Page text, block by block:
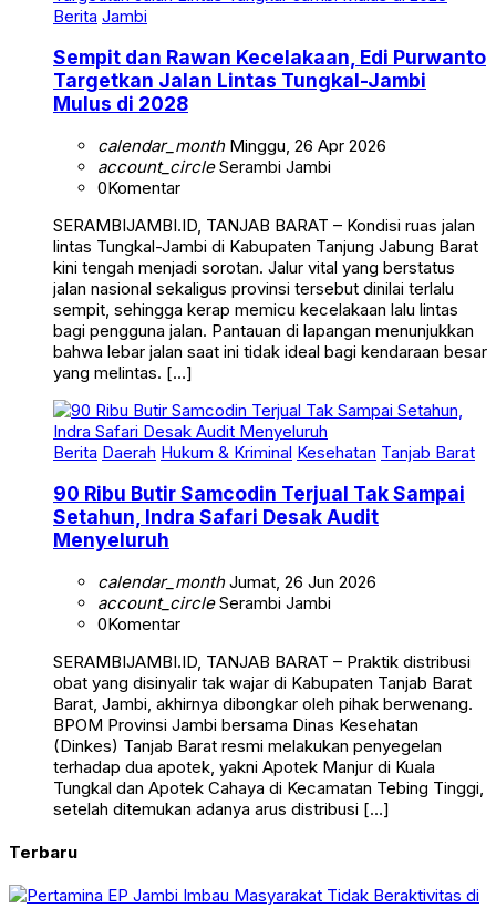
Berita Jambi
Sempit dan Rawan Kecelakaan, Edi Purwanto
Targetkan Jalan Lintas Tungkal-Jambi
Mulus di 2028
calendar_monthMinggu, 26 Apr 2026
account_circleSerambi Jambi
0Komentar
SERAMBIJAMBI.ID, TANJAB BARAT – Kondisi ruas jalan
lintas Tungkal-Jambi di Kabupaten Tanjung Jabung Barat
kini tengah menjadi sorotan. Jalur vital yang berstatus
jalan nasional sekaligus provinsi tersebut dinilai terlalu
sempit, sehingga kerap memicu kecelakaan lalu lintas
bagi pengguna jalan. Pantauan di lapangan menunjukkan
bahwa lebar jalan saat ini tidak ideal bagi kendaraan besar
yang melintas. […]
Berita Daerah Hukum & Kriminal Kesehatan Tanjab Barat
90 Ribu Butir Samcodin Terjual Tak Sampai
Setahun, Indra Safari Desak Audit
Menyeluruh
calendar_monthJumat, 26 Jun 2026
account_circleSerambi Jambi
0Komentar
SERAMBIJAMBI.ID, TANJAB BARAT – Praktik distribusi
obat yang disinyalir tak wajar di Kabupaten Tanjab Barat
Barat, Jambi, akhirnya dibongkar oleh pihak berwenang.
BPOM Provinsi Jambi bersama Dinas Kesehatan
(Dinkes) Tanjab Barat resmi melakukan penyegelan
terhadap dua apotek, yakni Apotek Manjur di Kuala
Tungkal dan Apotek Cahaya di Kecamatan Tebing Tinggi,
setelah ditemukan adanya arus distribusi […]
Terbaru